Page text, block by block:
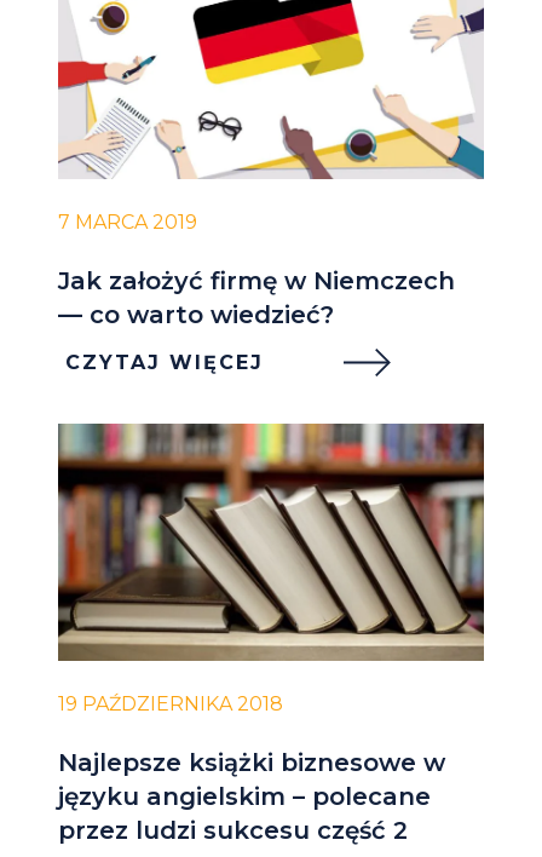
7 MARCA 2019
Jak założyć firmę w Niemczech
— co warto wiedzieć?
CZYTAJ WIĘCEJ
19 PAŹDZIERNIKA 2018
Najlepsze książki biznesowe w
języku angielskim – polecane
przez ludzi sukcesu część 2